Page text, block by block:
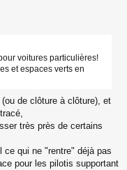
voitures particulières!
et espaces verts en
de clôture à clôture), et
très près de certains
ce qui ne "rentre" déjà pas
pour les pilotis supportant